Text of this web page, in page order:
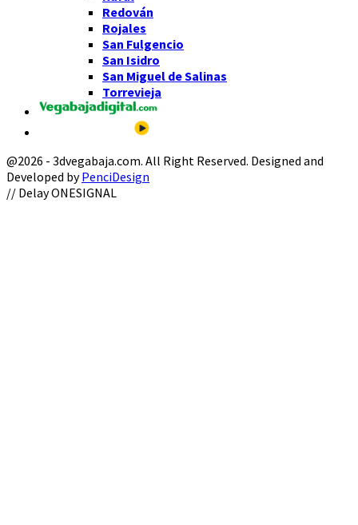
Redován
Rojales
San Fulgencio
San Isidro
San Miguel de Salinas
Torrevieja
@2026 - 3dvegabaja.com. All Right Reserved. Designed and
Developed byPenciDesign
Facebook
Twitter
Instagram
Youtube
Email
// Delay ONESIGNAL